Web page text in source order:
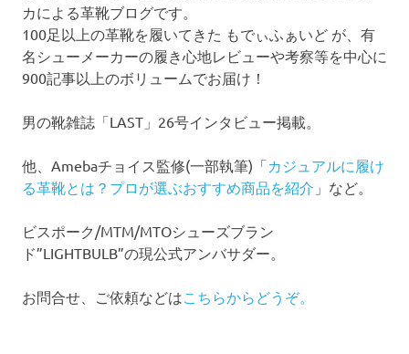
カによる革靴ブログです。
100足以上の革靴を履いてきた もでぃふぁいど が、有
名シューメーカーの履き心地レビューや考察等を中心に
900記事以上のボリュームでお届け！
男の靴雑誌「LAST」26号インタビュー掲載。
他、Amebaチョイス監修(一部執筆)「カジュアルに履け
る革靴とは？プロが選ぶおすすめ商品を紹介 」など。
ビスポーク/MTM/MTOシューズブラン
ド”LIGHTBULB”の現公式アンバサダー。
お問合せ、ご依頼などは こちらからどうぞ。